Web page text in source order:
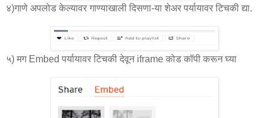
४)गाणे अपलोड केल्यावर गाण्याखाली दिसणा-या शेअर पर्यायावर टिचकी द्या.
५) मग Embed पर्यायावर टिचकी देवून iframe कोड कॉपी करून घ्या